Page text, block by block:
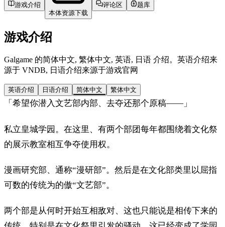
游戏介绍
本体资源下载
评论区 题库
游戏介绍
Galgame 的简体中文, 繁体中文, 英语, 日语 介绍。英语介绍来
源于 VNDB, 日语介绍来源于游戏官网
英语介绍 日语介绍 简体中文 繁体中文
「希望你潜入文艺部内部、去夺还那个原稿——」
私立皇城学园。在这里、有两个部团每年都围绕着文化祭
的展示教室相互争夺使用权。
漫画研究部、通称“漫研部”。然后是在文化部类里以屈指
可数的传统为的傲“文艺部”。
两个部是从何时开始互相敌对、这也只能说是相传下来的